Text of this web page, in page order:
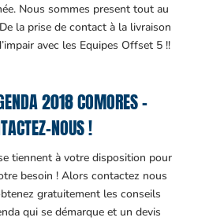
Nous sommes present tout au
la prise de contact à la livraison
avec les Equipes Offset 5 !!
2018 COMORES –
NOUS !
tiennent à votre disposition pour
besoin ! Alors contactez nous
gratuitement les conseils
qui se démarque et un devis